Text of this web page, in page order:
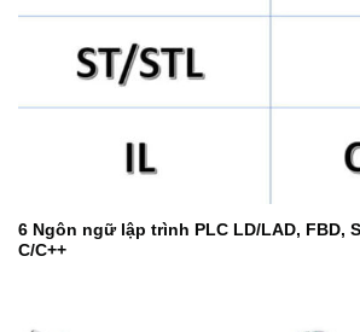
6 Ngôn ngữ lập trình PLC LD/LAD, FBD,
C/C++